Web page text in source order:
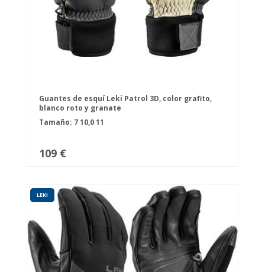
Guantes de esquí Leki Patrol 3D, color grafito,
blanco roto y granate
Tamaño: 710,011
109 €
LEKI